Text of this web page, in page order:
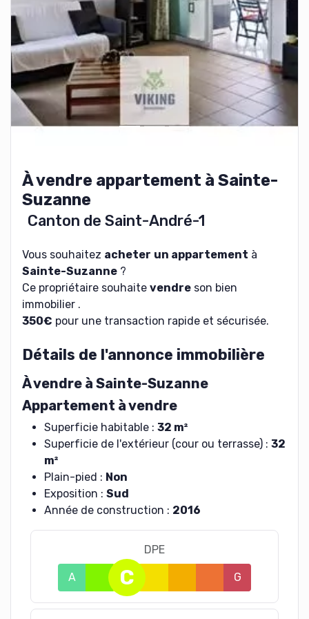
À vendre appartement à Sainte-
Suzanne
Canton de Saint-André-1
Vous souhaitez acheter un appartement à
Sainte-Suzanne?
Ce propriétaire souhaite vendreson bien
immobilier .
350€ pour une transaction rapide et sécurisée.
Détails de l'annonce immobilière
À vendre à Sainte-Suzanne
Appartement à vendre
Superficie habitable : 32 m²
Superficie de l'extérieur (cour ou terrasse) : 32
m²
Plain-pied : Non
Exposition : Sud
Année de construction : 2016
DPE
A C G